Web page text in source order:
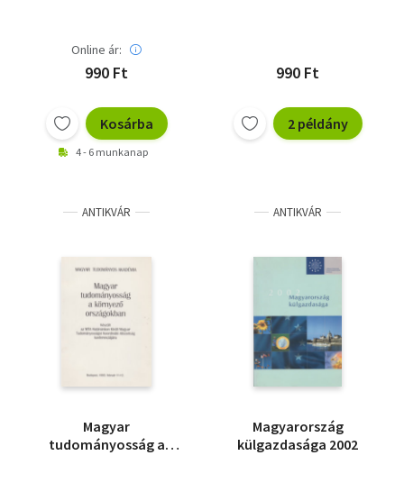
Online ár:
990 Ft
Kosárba
4 - 6 munkanap
990 Ft
2 példány
ANTIKVÁR
Magyar
tudományosság a
ANTIKVÁR
Magyarország
külgazdasága 2002